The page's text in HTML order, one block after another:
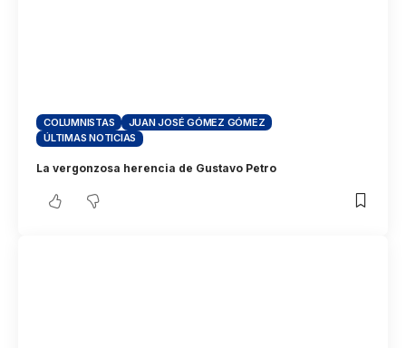
COLUMNISTAS
JUAN JOSÉ GÓMEZ GÓMEZ
ÚLTIMAS NOTICIAS
La vergonzosa herencia de Gustavo Petro